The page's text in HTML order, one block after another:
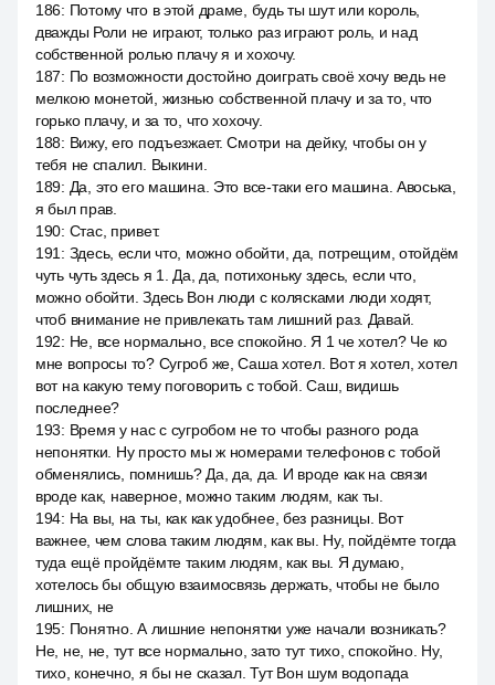
186: Потому что в этой драме, будь ты шут или король,
дважды Роли не играют, только раз играют роль, и над
собственной ролью плачу я и хохочу.
187: По возможности достойно доиграть своё хочу ведь не
мелкою монетой, жизнью собственной плачу и за то, что
горько плачу, и за то, что хохочу.
188: Вижу, его подъезжает. Смотри на дейку, чтобы он у
тебя не спалил. Выкини.
189: Да, это его машина. Это все-таки его машина. Авоська,
я был прав.
190: Стас, привет.
191 : Здесь, если что, можно обойти, да, потрещим, отойдём
чуть чуть здесь я 1. Да, да, потихоньку здесь, если что,
можно обойти. Здесь Вон люди с колясками люди ходят,
чтоб внимание не привлекать там лишний раз. Давай.
192: Не, все нормально, все спокойно. Я 1 че хотел? Че ко
мне вопросы то? Сугроб же, Саша хотел. Вот я хотел, хотел
вот на какую тему поговорить с тобой. Саш, видишь
последнее?
193: Время у нас с сугробом не то чтобы разного рода
непонятки. Ну просто мы ж номерами телефонов с тобой
обменялись, помнишь? Да, да, да. И вроде как на связи
вроде как, наверное, можно таким людям, как ты.
194: На вы, на ты, как как удобнее, без разницы. Вот
важнее, чем слова таким людям, как вы. Ну, пойдёмте тогда
туда ещё пройдёмте таким людям, как вы. Я думаю,
хотелось бы общую взаимосвязь держать, чтобы не было
лишних, не
195: Понятно. А лишние непонятки уже начали возникать?
Не, не, не, тут все нормально, зато тут тихо, спокойно. Ну,
тихо, конечно, я бы не сказал. Тут Вон шум водопада